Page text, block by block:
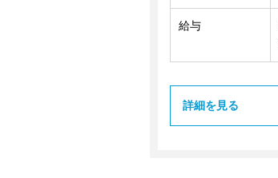
給与
詳細を見る